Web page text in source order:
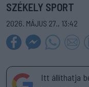
SZÉKELY SPORT
2026. MÁJUS 27., 13:42
Itt állíthatja